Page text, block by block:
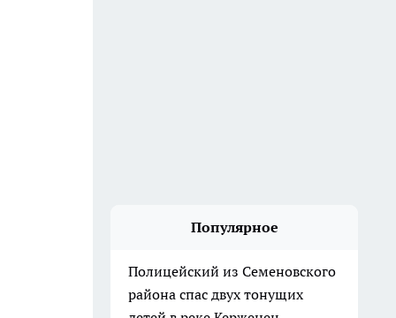
Популярное
Полицейский из Семеновского
района спас двух тонущих